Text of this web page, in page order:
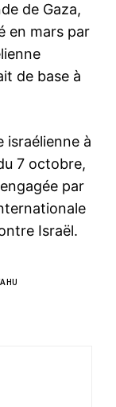
de Gaza,
en mars par
de base à
israélienne à
7 octobre,
par
Israël.